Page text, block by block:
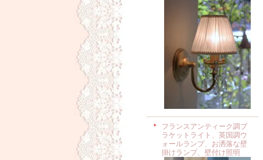
フランスアンティーク調ブ
ラケットライト、英国調ウ
ォールランプ、お洒落な壁
掛けランプ、壁付け照明